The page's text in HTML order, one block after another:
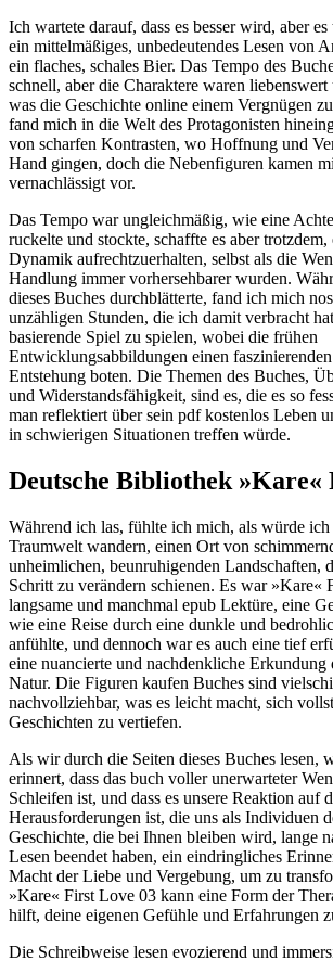
Ich wartete darauf, dass es besser wird, aber
ein mittelmäßiges, unbedeutendes Lesen von
ein flaches, schales Bier. Das Tempo des
schnell, aber die Charaktere waren
was die Geschichte online einem Vergnügen
fand mich in die Welt des Protagonisten
von scharfen Kontrasten, wo Hoffnung und
Hand gingen, doch die Nebenfiguren kamen
vernachlässigt vor.
Das Tempo war ungleichmäßig, wie eine
ruckelte und stockte, schaffte es aber
Dynamik aufrechtzuerhalten, selbst als die
Handlung immer vorhersehbarer wurden.
dieses Buches durchblätterte, fand ich mich
unzähligen Stunden, die ich damit verbracht
basierende Spiel zu spielen, wobei die frühen
Entwicklungsabbildungen einen
Entstehung boten. Die Themen des Buches,
und Widerstandsfähigkeit, sind es, die es so
man reflektiert über sein pdf kostenlos Leben
in schwierigen Situationen treffen würde.
Deutsche Bibliothek »Kare«
Während ich las, fühlte ich mich, als würde
Traumwelt wandern, einen Ort von
unheimlichen, beunruhigenden Landschaften,
Schritt zu verändern schienen. Es war »Kare«
langsame und manchmal epub Lektüre, eine
wie eine Reise durch eine dunkle und
anfühlte, und dennoch war es auch eine tief
eine nuancierte und nachdenkliche Erkundung
Natur. Die Figuren kaufen Buches sind
nachvollziehbar, was es leicht macht, sich
Geschichten zu vertiefen.
Als wir durch die Seiten dieses Buches lesen,
erinnert, dass das buch voller unerwarteter
Schleifen ist, und dass es unsere Reaktion auf
Herausforderungen ist, die uns als Individuen
Geschichte, die bei Ihnen bleiben wird, lange
Lesen beendet haben, ein eindringliches
Macht der Liebe und Vergebung, um zu
»Kare« First Love 03 kann eine Form der
hilft, deine eigenen Gefühle und Erfahrungen
Die Schreibweise lesen evozierend und